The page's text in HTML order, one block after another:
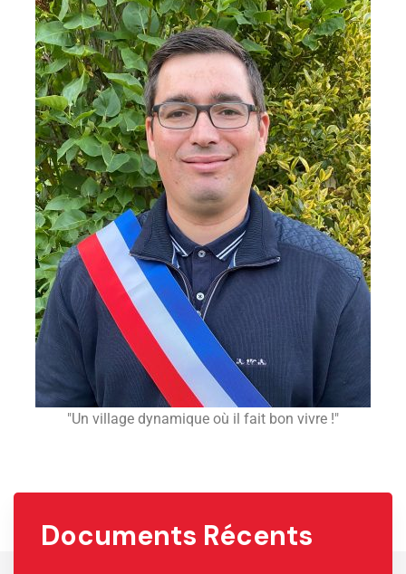
"Un village dynamique où il fait bon vivre !"
Documents Récents